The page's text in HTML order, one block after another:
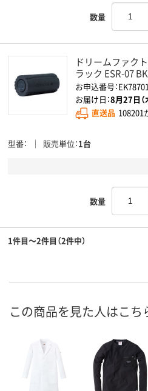
数量
ドリームファク
ラック ESR-07 BK
お申込番号：EK78701
お届け日：8月27日（
直送品 108201
型番 販売単位 1台
数量
1件目～2件目（2件中）
この商品を見た人はこち